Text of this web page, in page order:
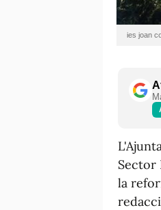
ies joan
Sector
la